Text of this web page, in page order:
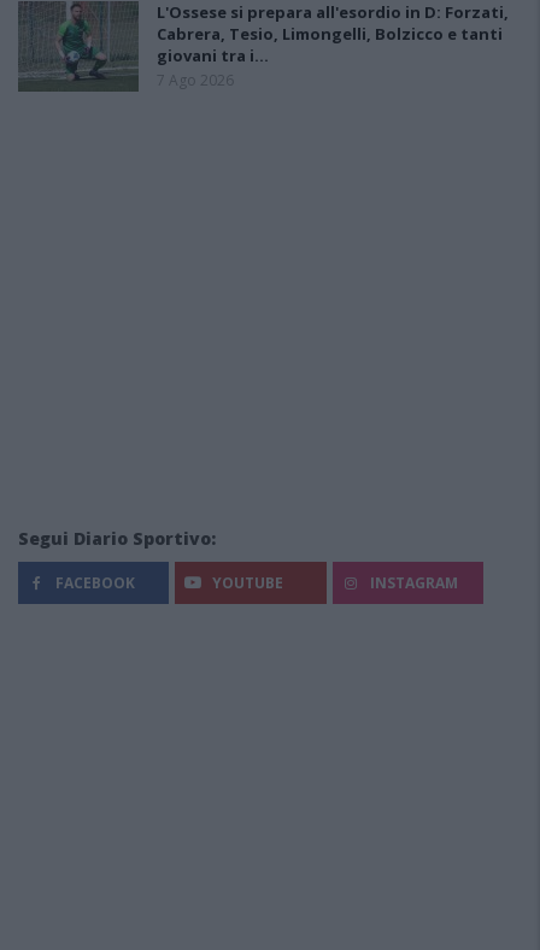
L'Ossese si prepara all'esordio in D: Forzati,
Cabrera, Tesio, Limongelli, Bolzicco e tanti
giovani tra i…
7 Ago 2026
Segui Diario Sportivo:
FACEBOOK YOUTUBE INSTAGRAM